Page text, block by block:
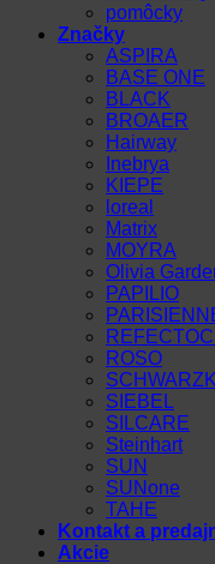
pomôcky
Značky
ASPIRA
BASE ONE
BLACK
BROAER
Hairway
Inebrya
KIEPE
loreal
Matrix
MOYRA
Olivia
PAPILIO
ROSO
SIEBEL
SILCARE
Steinhart
SUN
SUNone
TAHE
Kontakt a
Akcie